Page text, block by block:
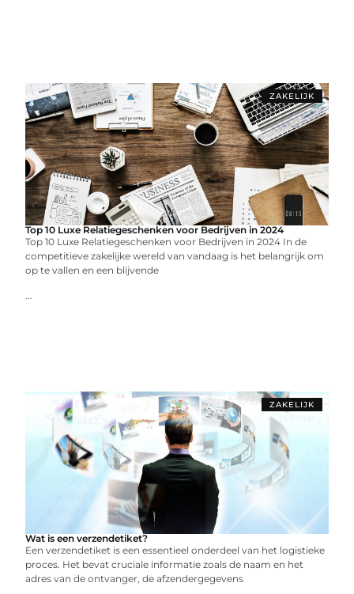
ZAKELIJK
Top 10 Luxe Relatiegeschenken voor Bedrijven in 2024
Top 10 Luxe Relatiegeschenken voor Bedrijven in 2024 In de
competitieve zakelijke wereld van vandaag is het belangrijk om
op te vallen en een blijvende
...
ZAKELIJK
Wat is een verzendetiket?
Een verzendetiket is een essentieel onderdeel van het logistieke
proces. Het bevat cruciale informatie zoals de naam en het
adres van de ontvanger, de afzendergegevens